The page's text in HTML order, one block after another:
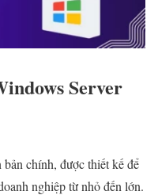
Server
bản chính, được thiết kế để
nghiệp từ nhỏ đến lớn.